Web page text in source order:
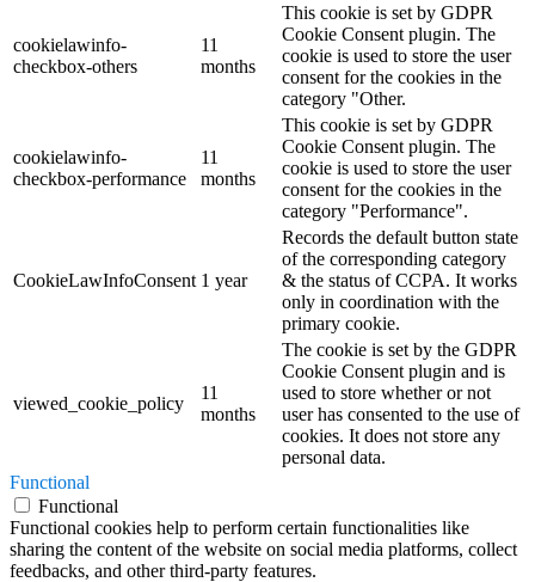
cookielawinfo-
checkbox-others
11
months
This cookie is set by GDPR
Cookie Consent plugin. The
cookie is used to store the user
consent for the cookies in the
category "Other.
cookielawinfo-
checkbox-performance
11
months
This cookie is set by GDPR
Cookie Consent plugin. The
cookie is used to store the user
consent for the cookies in the
category "Performance".
CookieLawInfoConsent 1 year
Records the default button state
of the corresponding category
& the status of CCPA. It works
only in coordination with the
primary cookie.
viewed_cookie_policy
11
months
The cookie is set by the GDPR
Cookie Consent plugin and is
used to store whether or not
user has consented to the use of
cookies. It does not store any
personal data.
Functional
Functional
Functional cookies help to perform certain functionalities like
sharing the content of the website on social media platforms, collect
feedbacks, and other third-party features.